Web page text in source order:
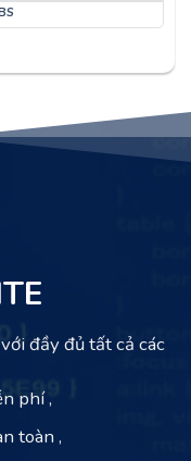
tại
đầy đủ tất cả các
phí ,
toàn ,